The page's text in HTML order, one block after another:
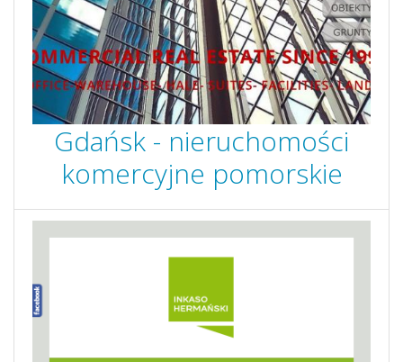
Gdańsk - nieruchomości
komercyjne pomorskie